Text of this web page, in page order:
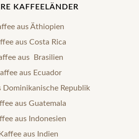
KAFFEELÄNDER
aus Äthiopien
aus Costa Rica
aus Brasilien
aus Ecuador
Dominikanische Republik
aus Guatemala
aus Indonesien
Kaffee aus Indien